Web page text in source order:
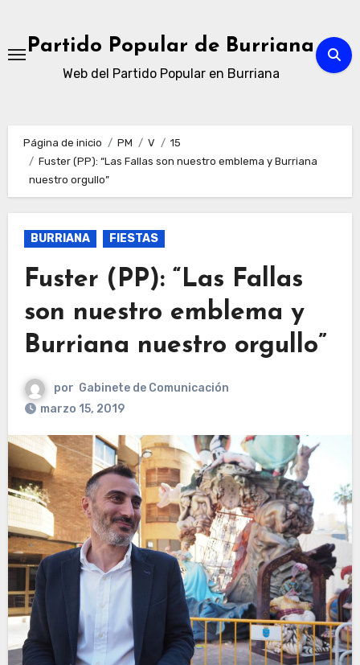
contenidoPartido Popular de Burriana
Web del Partido Popular en Burriana
Página de inicio PM V
15
Fuster (PP): “Las Fallas son nuestro emblema y Burriana
nuestro orgullo”
BURRIANA FIESTAS
Fuster (PP): “Las Fallas
son nuestro emblema y
Burriana nuestro orgullo”
por Gabinete de Comunicación
marzo 15, 2019